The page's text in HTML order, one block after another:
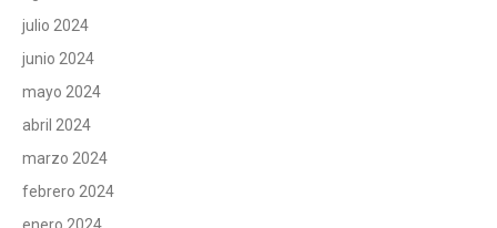
julio 2024
junio 2024
mayo 2024
abril 2024
marzo 2024
febrero 2024
enero 2024